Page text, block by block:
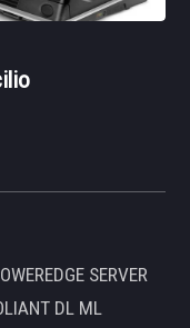
SERVER
DL ML